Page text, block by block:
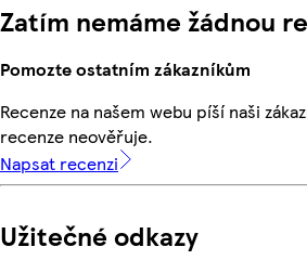
Zatím nemáme žádnou
Pomozte ostatním zákazníkům
Recenze na našem webu píší naši
recenze neověřuje.
Napsat recenzi
Užitečné odkazy